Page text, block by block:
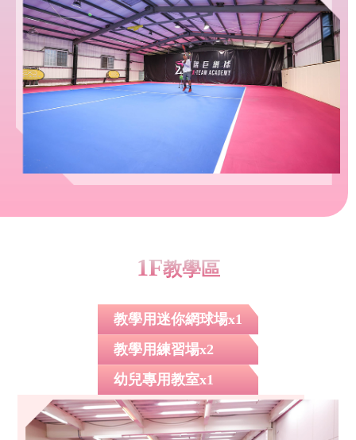
1F教學區
教學用迷你網球場x1
教學用練習場x2
幼兒專用教室x1